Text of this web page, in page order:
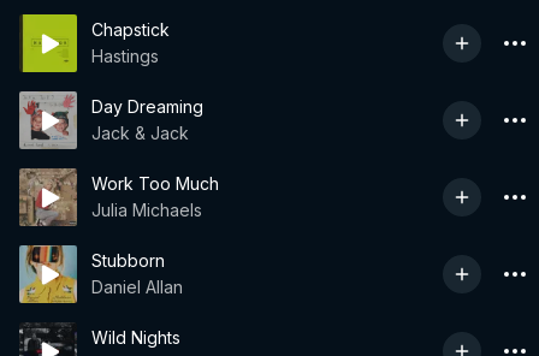
Chapstick
Hastings
Day Dreaming
Jack & Jack
Work Too Much
Julia Michaels
Stubborn
Daniel Allan
Wild Nights